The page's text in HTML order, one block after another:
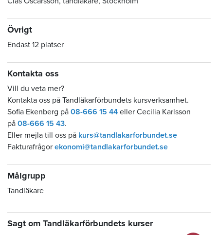
Övrigt
Endast 12 platser
Kontakta oss
Vill du veta mer?
Kontakta oss på Tandläkarförbundets kursverksamhet.
Sofia Ekenberg på 08-666 15 44 eller Cecilia Karlsson
på 08-666 15 43.
Eller mejla till oss på kurs@tandlakarforbundet.se
Fakturafrågor ekonomi@tandlakarforbundet.se
Målgrupp
Tandläkare
Sagt om Tandläkarförbundets kurser